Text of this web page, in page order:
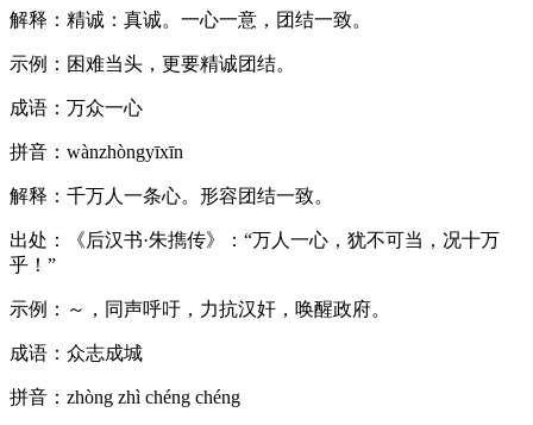
解释：精诚：真诚。一心一意，团结一致。
示例：困难当头，更要精诚团结。
成语：万众一心
拼音：wànzhòngyīxīn
解释：千万人一条心。形容团结一致。
出处：《后汉书·朱擕传》：“万人一心，犹不可当，况十万
乎！”
示例：～，同声呼吁，力抗汉奸，唤醒政府。
成语：众志成城
拼音：zhòng zhì chéng chéng